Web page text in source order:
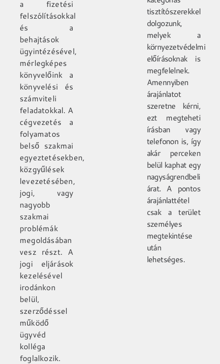
a fizetési
felszólításokkal
és a
behajtások
ügyintézésével,
mérlegképes
könyvelőink a
könyvelési és
számviteli
feladatokkal. A
cégvezetés a
folyamatos
belső szakmai
egyeztetésekben,
közgyűlések
levezetésében,
jogi, vagy
nagyobb
szakmai
problémák
megoldásában
vesz részt. A
jogi eljárások
kezelésével
irodánkon
belül,
szerződéssel
működő
ügyvéd
kolléga
foglalkozik.
tisztítószerekkel
dolgozunk,
melyek a
környezetvédelmi
előírásoknak is
megfelelnek.
Amennyiben
árajánlatot
szeretne kérni,
ezt megteheti
írásban vagy
telefonon is, így
akár perceken
belül kaphat egy
nagyságrendbeli
árat. A pontos
árajánlattétel
csak a terület
személyes
megtekintése
után
lehetséges.